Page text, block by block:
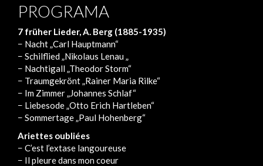
PROGRAMA
7 früher Lieder, A. Berg (1885-1935)
− Nacht „Carl Hauptmann“
− Schilflied „Nikolaus Lenau „
− Nachtigall „Theodor Storm“
− Traumgekrönt „Rainer Maria Rilke“
− Im Zimmer „Johannes Schlaf“
− Liebesode „Otto Erich Hartleben“
− Sommertage „Paul Hohenberg“
Ariettes oubliées
− C’est l’extase langoureuse
− Il pleure dans mon coeur